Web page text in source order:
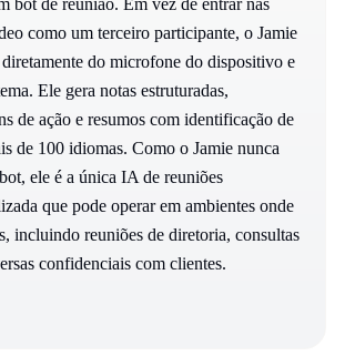
bot de reunião. Em vez de entrar nas
como um terceiro participante, o Jamie
do microfone do dispositivo e
Ele gera notas estruturadas,
de ação e resumos com identificação de
de 100 idiomas. Como o Jamie nunca
ele é a única IA de reuniões
que pode operar em ambientes onde
incluindo reuniões de diretoria, consultas
confidenciais com clientes.